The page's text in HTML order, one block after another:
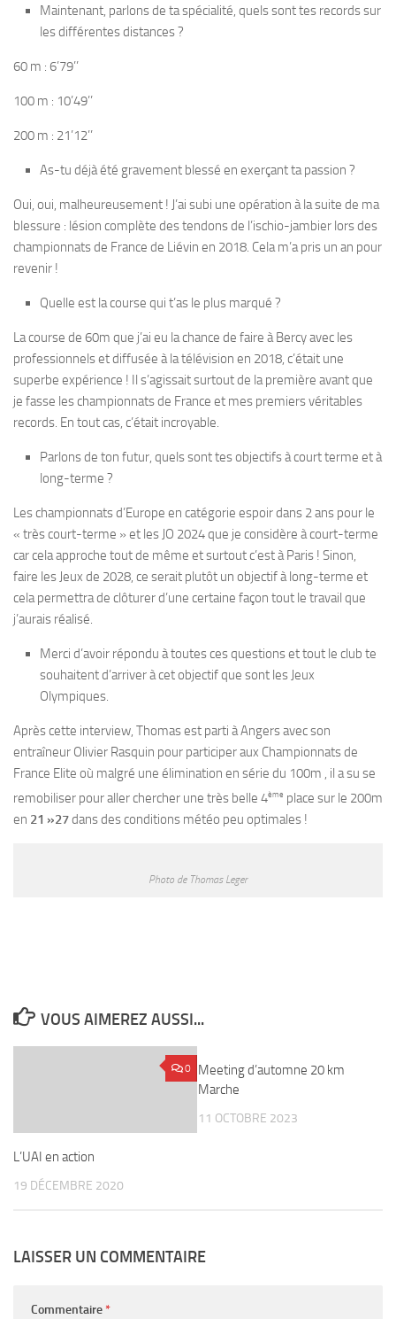
Maintenant, parlons de ta spécialité, quels sont tes records sur
les différentes distances ?
60 m : 6’79’’
100 m : 10’49’’
200 m : 21’12’’
As-tu déjà été gravement blessé en exerçant ta passion ?
Oui, oui, malheureusement ! J’ai subi une opération à la suite de ma
blessure : lésion complète des tendons de l’ischio-jambier lors des
championnats de France de Liévin en 2018. Cela m’a pris un an pour
revenir !
Quelle est la course qui t’as le plus marqué ?
La course de 60m que j’ai eu la chance de faire à Bercy avec les
professionnels et diffusée à la télévision en 2018, c’était une
superbe expérience ! Il s’agissait surtout de la première avant que
je fasse les championnats de France et mes premiers véritables
records. En tout cas, c’était incroyable.
Parlons de ton futur, quels sont tes objectifs à court terme et à
long-terme ?
Les championnats d’Europe en catégorie espoir dans 2 ans pour le
« très court-terme » et les JO 2024 que je considère à court-terme
car cela approche tout de même et surtout c’est à Paris ! Sinon,
faire les Jeux de 2028, ce serait plutôt un objectif à long-terme et
cela permettra de clôturer d’une certaine façon tout le travail que
j’aurais réalisé.
Merci d’avoir répondu à toutes ces questions et tout le club te
souhaitent d’arriver à cet objectif que sont les Jeux
Olympiques.
Après cette interview, Thomas est parti à Angers avec son
entraîneur Olivier Rasquin pour participer aux Championnats de
France Elite où malgré une élimination en série du 100m , il a su se
remobiliser pour aller chercher une très belle 4ème place sur le 200m
en 21 »27dans des conditions météo peu optimales !
Photo de Thomas Leger
VOUS AIMEREZ AUSSI...
0
L’UAI en action
19 DÉCEMBRE 2020
Meeting d’automne 20 km
Marche
11 OCTOBRE 2023
LAISSER UN COMMENTAIRE
Commentaire*